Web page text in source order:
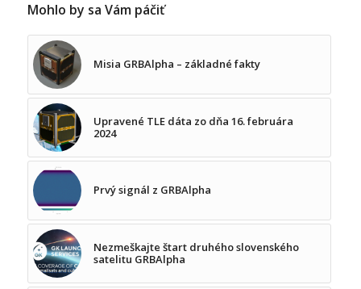
Mohlo by sa Vám páčiť
Misia GRBAlpha – základné fakty
Upravené TLE dáta zo dňa 16. februára
2024
Prvý signál z GRBAlpha
Nezmeškajte štart druhého slovenského
satelitu GRBAlpha